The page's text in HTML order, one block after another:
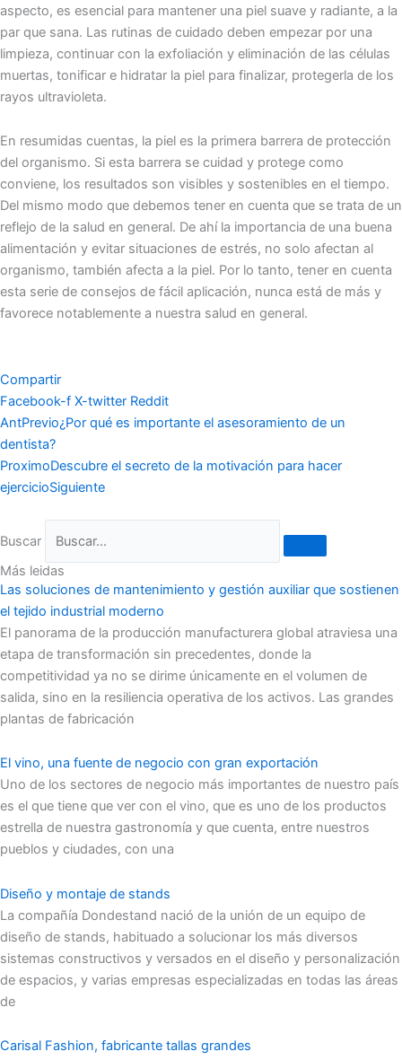
aspecto, es esencial para mantener una piel suave y radiante, a la
par que sana. Las rutinas de cuidado deben empezar por una
limpieza, continuar con la exfoliación y eliminación de las células
muertas, tonificar e hidratar la piel para finalizar, protegerla de los
rayos ultravioleta.
En resumidas cuentas, la piel es la primera barrera de protección
del organismo. Si esta barrera se cuidad y protege como
conviene, los resultados son visibles y sostenibles en el tiempo.
Del mismo modo que debemos tener en cuenta que se trata de un
reflejo de la salud en general. De ahí la importancia de una buena
alimentación y evitar situaciones de estrés, no solo afectan al
organismo, también afecta a la piel. Por lo tanto, tener en cuenta
esta serie de consejos de fácil aplicación, nunca está de más y
favorece notablemente a nuestra salud en general.
Compartir
Facebook-f X-twitter Reddit
AntPrevio¿Por qué es importante el asesoramiento de un
dentista?
ProximoDescubre el secreto de la motivación para hacer
ejercicioSiguiente
Buscar
Más leidas
Las soluciones de mantenimiento y gestión auxiliar que sostienen
el tejido industrial moderno
El panorama de la producción manufacturera global atraviesa una
etapa de transformación sin precedentes, donde la
competitividad ya no se dirime únicamente en el volumen de
salida, sino en la resiliencia operativa de los activos. Las grandes
plantas de fabricación
El vino, una fuente de negocio con gran exportación
Uno de los sectores de negocio más importantes de nuestro país
es el que tiene que ver con el vino, que es uno de los productos
estrella de nuestra gastronomía y que cuenta, entre nuestros
pueblos y ciudades, con una
Diseño y montaje de stands
La compañía Dondestand nació de la unión de un equipo de
diseño de stands, habituado a solucionar los más diversos
sistemas constructivos y versados en el diseño y personalización
de espacios, y varias empresas especializadas en todas las áreas
de
Carisal Fashion, fabricante tallas grandes